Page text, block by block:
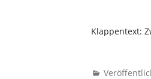
Klappentext: